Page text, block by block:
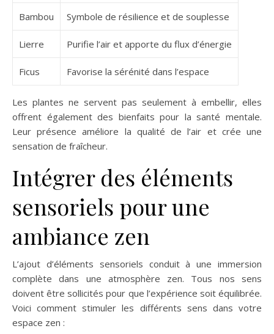
Bambou Symbole de résilience et de souplesse
Lierre Purifie l’air et apporte du flux d’énergie
Ficus Favorise la sérénité dans l’espace
Les plantes ne servent pas seulement à embellir, elles
offrent également des bienfaits pour la santé mentale.
Leur présence améliore la qualité de l’air et crée une
sensation de fraîcheur.
Intégrer des éléments
sensoriels pour une
ambiance zen
L’ajout d’éléments sensoriels conduit à une immersion
complète dans une atmosphère zen. Tous nos sens
doivent être sollicités pour que l’expérience soit équilibrée.
Voici comment stimuler les différents sens dans votre
espace zen :